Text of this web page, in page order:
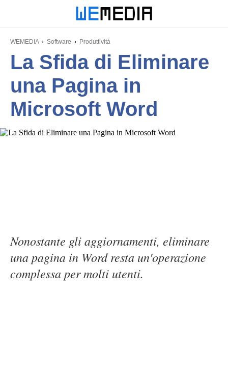
WEMEDIA Software Produttività
La Sfida di Eliminare
una Pagina in
Microsoft Word
Nonostante gli aggiornamenti, eliminare
una pagina in Word resta un'operazione
complessa per molti utenti.